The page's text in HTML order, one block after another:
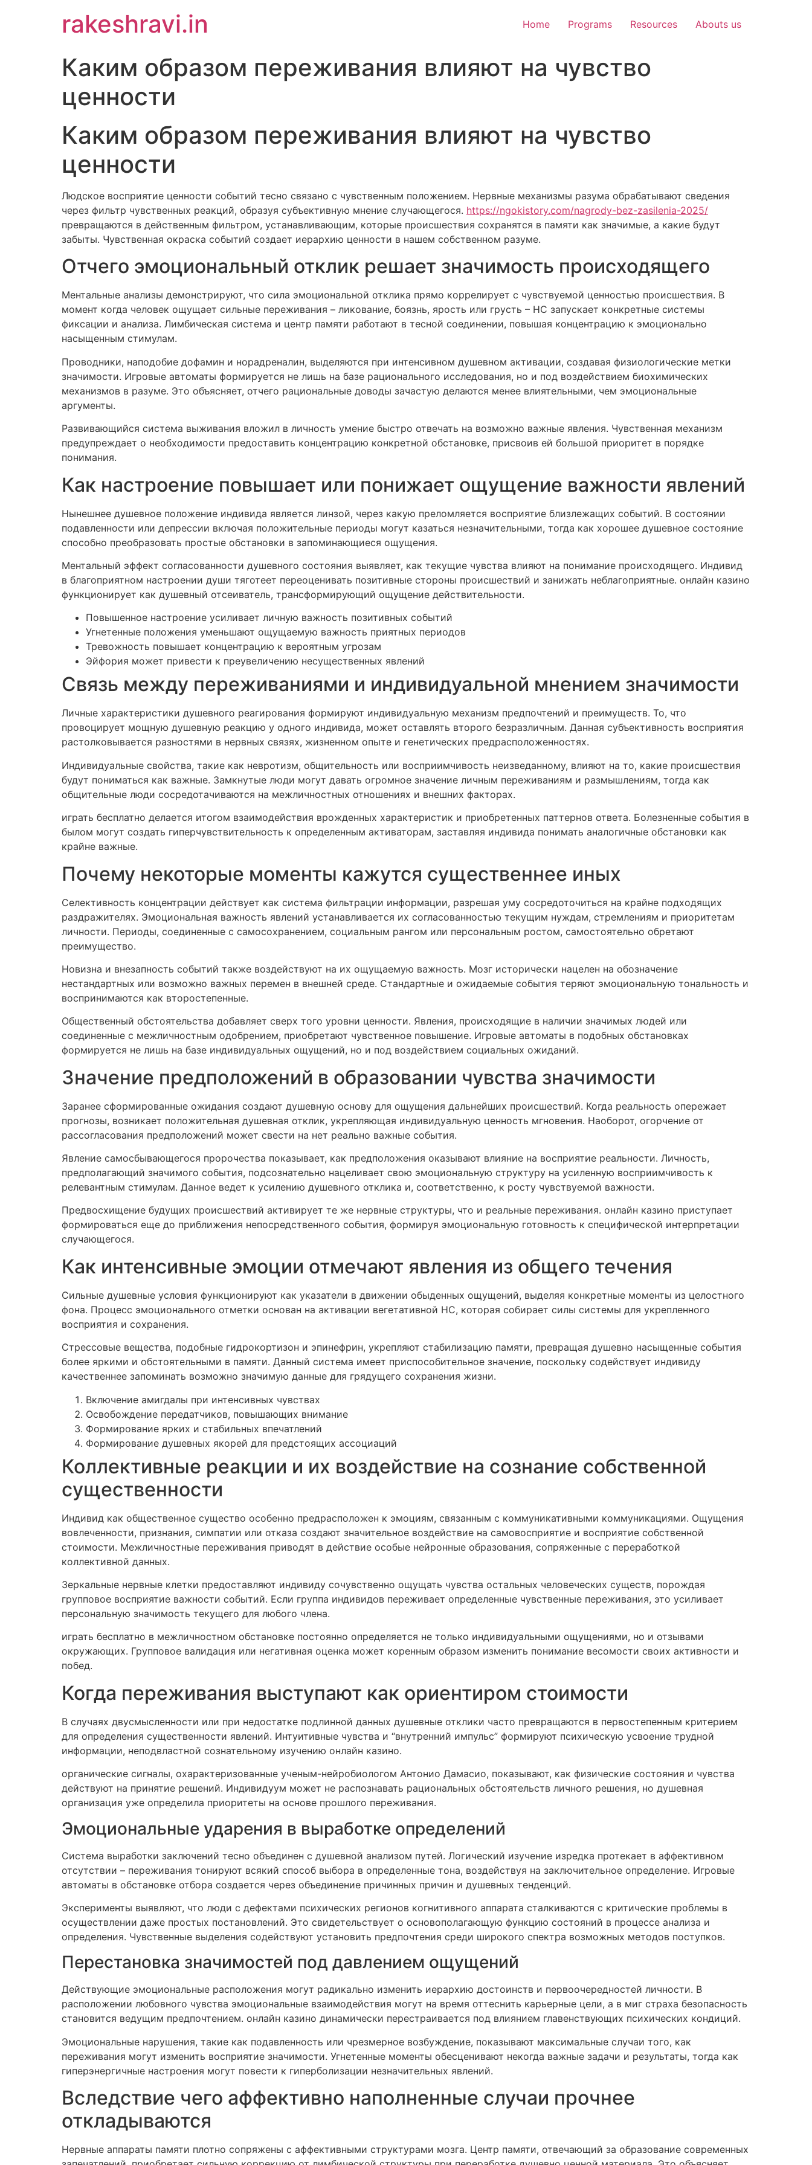
rakeshravi.in Home Programs Resources Abouts us
Каким образом переживания влияют на чувство
ценности
Каким образом переживания влияют на чувство
ценности
Людское восприятие ценности событий тесно связано с чувственным положением. Нервные механизмы разума обрабатывают сведения
через фильтр чувственных реакций, образуя субъективную мнение случающегося. https://ngokistory.com/nagrody-bez-zasilenia-2025/
превращаются в действенным фильтром, устанавливающим, которые происшествия сохранятся в памяти как значимые, а какие будут
забыты. Чувственная окраска событий создает иерархию ценности в нашем собственном разуме.
Отчего эмоциональный отклик решает значимость происходящего
Ментальные анализы демонстрируют, что сила эмоциональной отклика прямо коррелирует с чувствуемой ценностью происшествия. В
момент когда человек ощущает сильные переживания – ликование, боязнь, ярость или грусть – НС запускает конкретные системы
фиксации и анализа. Лимбическая система и центр памяти работают в тесной соединении, повышая концентрацию к эмоционально
насыщенным стимулам.
Проводники, наподобие дофамин и норадреналин, выделяются при интенсивном душевном активации, создавая физиологические метки
значимости. Игровые автоматы формируется не лишь на базе рационального исследования, но и под воздействием биохимических
механизмов в разуме. Это объясняет, отчего рациональные доводы зачастую делаются менее влиятельными, чем эмоциональные
аргументы.
Развивающийся система выживания вложил в личность умение быстро отвечать на возможно важные явления. Чувственная механизм
предупреждает о необходимости предоставить концентрацию конкретной обстановке, присвоив ей большой приоритет в порядке
понимания.
Как настроение повышает или понижает ощущение важности явлений
Нынешнее душевное положение индивида является линзой, через какую преломляется восприятие близлежащих событий. В состоянии
подавленности или депрессии включая положительные периоды могут казаться незначительными, тогда как хорошее душевное состояние
способно преобразовать простые обстановки в запоминающиеся ощущения.
Ментальный эффект согласованности душевного состояния выявляет, как текущие чувства влияют на понимание происходящего. Индивид
в благоприятном настроении души тяготеет переоценивать позитивные стороны происшествий и занижать неблагоприятные. онлайн казино
функционирует как душевный отсеиватель, трансформирующий ощущение действительности.
Повышенное настроение усиливает личную важность позитивных событий
Угнетенные положения уменьшают ощущаемую важность приятных периодов
Тревожность повышает концентрацию к вероятным угрозам
Эйфория может привести к преувеличению несущественных явлений
Связь между переживаниями и индивидуальной мнением значимости
Личные характеристики душевного реагирования формируют индивидуальную механизм предпочтений и преимуществ. То, что
провоцирует мощную душевную реакцию у одного индивида, может оставлять второго безразличным. Данная субъективность восприятия
растолковывается разностями в нервных связях, жизненном опыте и генетических предрасположенностях.
Индивидуальные свойства, такие как невротизм, общительность или восприимчивость неизведанному, влияют на то, какие происшествия
будут пониматься как важные. Замкнутые люди могут давать огромное значение личным переживаниям и размышлениям, тогда как
общительные люди сосредотачиваются на межличностных отношениях и внешних факторах.
играть бесплатно делается итогом взаимодействия врожденных характеристик и приобретенных паттернов ответа. Болезненные события в
былом могут создать гиперчувствительность к определенным активаторам, заставляя индивида понимать аналогичные обстановки как
крайне важные.
Почему некоторые моменты кажутся существеннее иных
Селективность концентрации действует как система фильтрации информации, разрешая уму сосредоточиться на крайне подходящих
раздражителях. Эмоциональная важность явлений устанавливается их согласованностью текущим нуждам, стремлениям и приоритетам
личности. Периоды, соединенные с самосохранением, социальным рангом или персональным ростом, самостоятельно обретают
преимущество.
Новизна и внезапность событий также воздействуют на их ощущаемую важность. Мозг исторически нацелен на обозначение
нестандартных или возможно важных перемен в внешней среде. Стандартные и ожидаемые события теряют эмоциональную тональность и
воспринимаются как второстепенные.
Общественный обстоятельства добавляет сверх того уровни ценности. Явления, происходящие в наличии значимых людей или
соединенные с межличностным одобрением, приобретают чувственное повышение. Игровые автоматы в подобных обстановках
формируется не лишь на базе индивидуальных ощущений, но и под воздействием социальных ожиданий.
Значение предположений в образовании чувства значимости
Заранее сформированные ожидания создают душевную основу для ощущения дальнейших происшествий. Когда реальность опережает
прогнозы, возникает положительная душевная отклик, укрепляющая индивидуальную ценность мгновения. Наоборот, огорчение от
рассогласования предположений может свести на нет реально важные события.
Явление самосбывающегося пророчества показывает, как предположения оказывают влияние на восприятие реальности. Личность,
предполагающий значимого события, подсознательно нацеливает свою эмоциональную структуру на усиленную восприимчивость к
релевантным стимулам. Данное ведет к усилению душевного отклика и, соответственно, к росту чувствуемой важности.
Предвосхищение будущих происшествий активирует те же нервные структуры, что и реальные переживания. онлайн казино приступает
формироваться еще до приближения непосредственного события, формируя эмоциональную готовность к специфической интерпретации
случающегося.
Как интенсивные эмоции отмечают явления из общего течения
Сильные душевные условия функционируют как указатели в движении обыденных ощущений, выделяя конкретные моменты из целостного
фона. Процесс эмоционального отметки основан на активации вегетативной НС, которая собирает силы системы для укрепленного
восприятия и сохранения.
Стрессовые вещества, подобные гидрокортизон и эпинефрин, укрепляют стабилизацию памяти, превращая душевно насыщенные события
более яркими и обстоятельными в памяти. Данный система имеет приспособительное значение, поскольку содействует индивиду
качественнее запоминать возможно значимую данные для грядущего сохранения жизни.
Включение амигдалы при интенсивных чувствах
Освобождение передатчиков, повышающих внимание
Формирование ярких и стабильных впечатлений
Формирование душевных якорей для предстоящих ассоциаций
Коллективные реакции и их воздействие на сознание собственной
существенности
Индивид как общественное существо особенно предрасположен к эмоциям, связанным с коммуникативными коммуникациями. Ощущения
вовлеченности, признания, симпатии или отказа создают значительное воздействие на самовосприятие и восприятие собственной
стоимости. Межличностные переживания приводят в действие особые нейронные образования, сопряженные с переработкой
коллективной данных.
Зеркальные нервные клетки предоставляют индивиду сочувственно ощущать чувства остальных человеческих существ, порождая
групповое восприятие важности событий. Если группа индивидов переживает определенные чувственные переживания, это усиливает
персональную значимость текущего для любого члена.
играть бесплатно в межличностном обстановке постоянно определяется не только индивидуальными ощущениями, но и отзывами
окружающих. Групповое валидация или негативная оценка может коренным образом изменить понимание весомости своих активности и
побед.
Когда переживания выступают как ориентиром стоимости
В случаях двусмысленности или при недостатке подлинной данных душевные отклики часто превращаются в первостепенным критерием
для определения существенности явлений. Интуитивные чувства и “внутренний импульс” формируют психическую усвоение трудной
информации, неподвластной сознательному изучению онлайн казино.
органические сигналы, охарактеризованные ученым-нейробиологом Антонио Дамасио, показывают, как физические состояния и чувства
действуют на принятие решений. Индивидуум может не распознавать рациональных обстоятельств личного решения, но душевная
организация уже определила приоритеты на основе прошлого переживания.
Эмоциональные ударения в выработке определений
Система выработки заключений тесно объединен с душевной анализом путей. Логический изучение изредка протекает в аффективном
отсутствии – переживания тонируют всякий способ выбора в определенные тона, воздействуя на заключительное определение. Игровые
автоматы в обстановке отбора создается через объединение причинных причин и душевных тенденций.
Эксперименты выявляют, что люди с дефектами психических регионов когнитивного аппарата сталкиваются с критические проблемы в
осуществлении даже простых постановлений. Это свидетельствует о основополагающую функцию состояний в процессе анализа и
определения. Чувственные выделения содействуют установить предпочтения среди широкого спектра возможных методов поступков.
Перестановка значимостей под давлением ощущений
Действующие эмоциональные расположения могут радикально изменить иерархию достоинств и первоочередностей личности. В
расположении любовного чувства эмоциональные взаимодействия могут на время оттеснить карьерные цели, а в миг страха безопасность
становится ведущим предпочтением. онлайн казино динамически перестраивается под влиянием главенствующих психических кондиций.
Эмоциональные нарушения, такие как подавленность или чрезмерное возбуждение, показывают максимальные случаи того, как
переживания могут изменить восприятие значимости. Угнетенные моменты обесценивают некогда важные задачи и результаты, тогда как
гиперэнергичные настроения могут повести к гиперболизации незначительных явлений.
Вследствие чего аффективно наполненные случаи прочнее
откладываются
Нервные аппараты памяти плотно сопряжены с аффективными структурами мозга. Центр памяти, отвечающий за образование современных